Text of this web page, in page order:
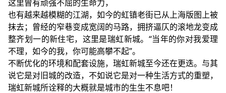
这里曾有顽强不屈的生命力，
也有越来越模糊的江湖，如今的虹镇老街已从上海版图上被
抹去；曾经的窄巷变成宽阔的马路，拥挤逼仄的滚地龙变成
整齐划一的新住宅，这里是瑞虹新城。“当年的你对我爱理
不理，如今的我，你可能高攀不起”。
不断优化的环境和配套设施，瑞虹新城至今还在更迭。与其
说它是对旧城的改造，不如说它是对一种生活方式的重塑，
瑞虹新城所诠释的大概就是城市的生生不息吧！